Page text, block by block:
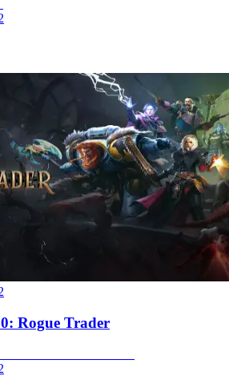
Rogue Trader